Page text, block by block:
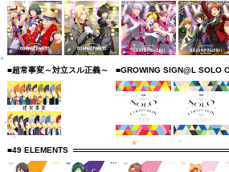
■超常事変～対立スル正義～ ■GROWING SIGN@L SOLO
■49 ELEMENTS